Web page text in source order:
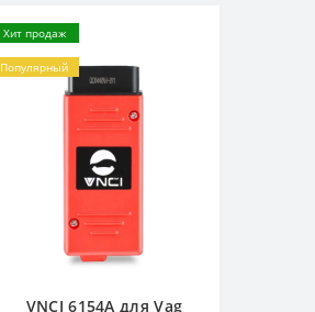
Хит продаж
Популярный
VNCI 6154A для Vag